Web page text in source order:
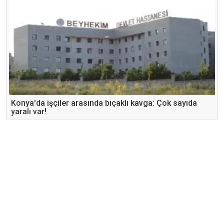
Konya'da işçiler arasında bıçaklı kavga: Çok sayıda
yaralı var!